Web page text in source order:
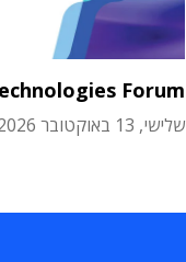
Forum
שלישי, 13 באוקטובר 2026